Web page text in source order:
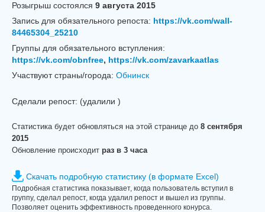
Розыгрыш cостоялся 9 августа 2015
Запись для обязательного репоста: https://vk.com/wall-
84465304_25210
Группы для обязательного вступления:
https://vk.com/obnfree, https://vk.com/zavarkaatlas
Участвуют страны/города: Обнинск
Сделали репост: (удалили )
Статистика будет обновляться на этой странице до 8 сентября
2015
Обновление происходит раз в 3 часа
Скачать подробную статистику (в формате Excel)
Подробная статистика показывает, когда пользователь вступил в
группу, сделал репост, когда удалил репост и вышел из группы.
Позволяет оценить эффективность проведенного конурса.